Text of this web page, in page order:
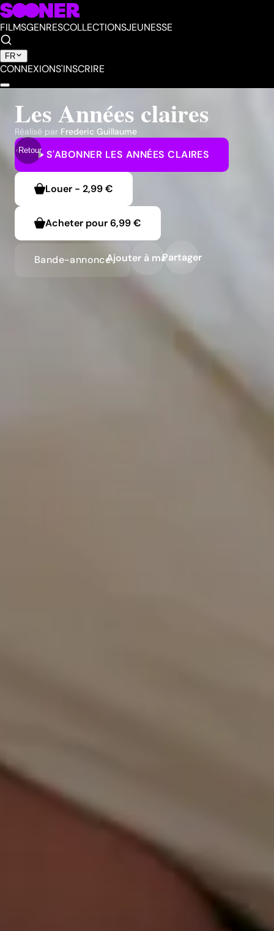
FILMSGENRESCOLLECTIONSJEUNESSE
FR
CONNEXIONS'INSCRIRE
Retour
Les Années claires
Réalisé par Frederic Guillaume
S'ABONNER LES ANNÉES CLAIRES
Louer - 2,99 €
Acheter pour6,99 €
Bande-annonceAjouter à ma liste
Partager